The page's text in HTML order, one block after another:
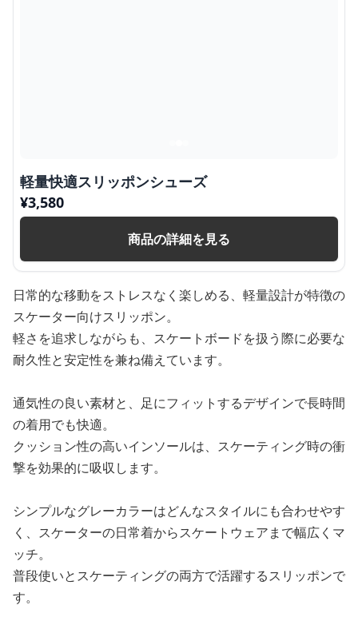
軽量快適スリッポンシューズ
¥3,580
商品の詳細を見る
日常的な移動をストレスなく楽しめる、軽量設計が特徴の
スケーター向けスリッポン。
軽さを追求しながらも、スケートボードを扱う際に必要な
耐久性と安定性を兼ね備えています。
通気性の良い素材と、足にフィットするデザインで長時間
の着用でも快適。
クッション性の高いインソールは、スケーティング時の衝
撃を効果的に吸収します。
シンプルなグレーカラーはどんなスタイルにも合わせやす
く、スケーターの日常着からスケートウェアまで幅広くマ
ッチ。
普段使いとスケーティングの両方で活躍するスリッポンで
す。